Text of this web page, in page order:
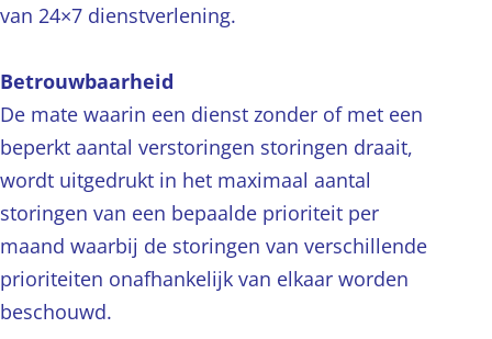
van 24×7 dienstverlening.
Betrouwbaarheid
De mate waarin een dienst zonder of met een
beperkt aantal verstoringen storingen draait,
wordt uitgedrukt in het maximaal aantal
storingen van een bepaalde prioriteit per
maand waarbij de storingen van verschillende
prioriteiten onafhankelijk van elkaar worden
beschouwd.